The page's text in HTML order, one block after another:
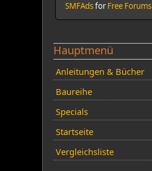
SMFAdsforFree Forums
Hauptmenü
Anleitungen & Bücher
Baureihe
Specials
Startseite
Vergleichsliste